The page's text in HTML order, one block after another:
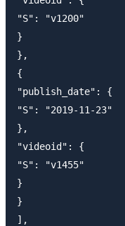
"S": "v1200"
}
},
{
"publish_date": {
"S": "2019-11-23"
},
"videoid": {
"S": "v1455"
}
}
],